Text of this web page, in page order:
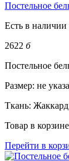
Постельное
Есть в наличии
2622 б
Постельное
Размер: не
Ткань: Жаккард
Товар в корзине
Перейти в